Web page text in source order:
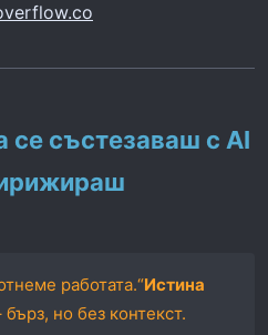
се състезаваш с AI
работата.“Истина
но без контекст.